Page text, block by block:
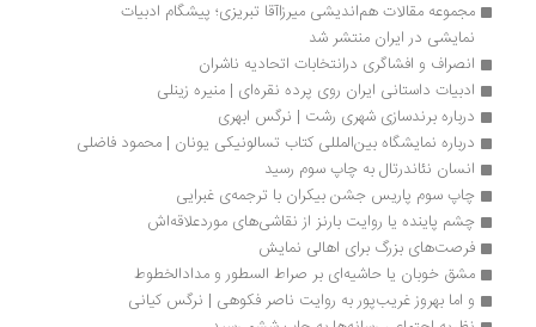
نمایشی در ایران منتشر شد
انصراف و افشاگری درانتخابات اتحادیه ناشران
ادبیات داستانی ایران روی پرده نقره‌ای | منیره زینلی
درباره برندسازی شهری رشت | نرگس ابهری
درباره نمایشگاه بین‎المللی کتاب تسالونیکی یونان | محمود فاضلی
انسان نئاندرتال به چاپ سوم رسید
چاپ سوم پاریس جشن بیکران با ترجمه‌ی غبرایی
چشم پاینده یا روایت بارنز از نقاشی‌های موردعلاقه‌اش
فرصت‌های بزرگ برای اهالی نمایش
مشق خوبان یا حاشیه‌ای بر صراط السطور و مدادالخطوط
و اما بهروز غریب‌پور به روایت ناصر فکوهی | نرگس کیانی